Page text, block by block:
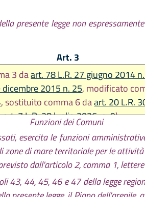
presente legge non
Art. 3
3 daart. 78 L.R. 27 giugno 2014
dicembre 2015 n. 25, modificato
, sostituito comma 6 daart. 20 L.R.
art. 7 L.R. 28 luglio 2026, n. 9)
Funzioni dei Comuni
esercita le funzioni
zone di mare territoriale per le
dall'articolo 2, comma 1, lettere
43, 44, 45, 46 e 47 della legge